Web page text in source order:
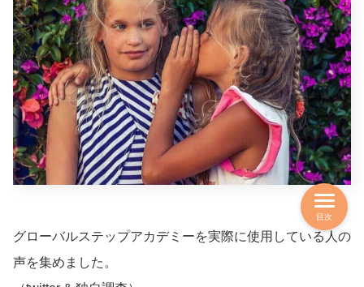
グローバルステップアカデミーを実際に使用している人の
声を集めました。
目次